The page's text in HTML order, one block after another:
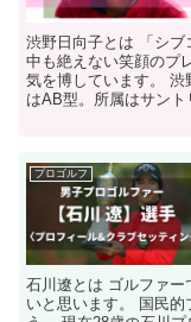
渋野日向子とは 「シ
中も絶えない笑顔のプ
気を博しています。 渋
はAB型。所属はサント
プロゴルフ
石川遼とは ゴルファー
いと思います。 国民的